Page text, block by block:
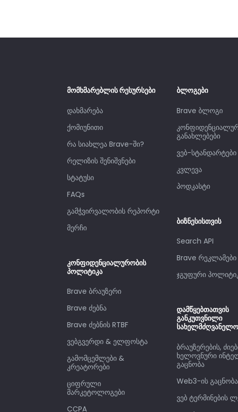
მომხმარებლის რესურსები
დახმარება
ქომიუნითი
რა სიახლეა Brave-ში?
რელიზის შენიშვნები
სტატუსი
FAQs
გამჭვირვალობის რეპორტი
მერჩი
კონფიდენციალურობის
პოლიტიკა
Brave ბრაუზერი
Brave ძებნა
Brave ძებნის RTBF
ვებგვერდი & ელფოსტა
გამომცემლები &
კრეატორები
ციფრული
მარკეტოლოგები
CCPA
ბლოგები
Brave ბლოგი
განახლებები
ვებ-სტანდარტები
კვლევა
პოდკასტი
ბიზნესისთვის
Search API
Brave რეკლამები
ჯგუფური
დამწყებთათვის
განკუთვნილი
ბრაუზერების,
ხელოვნური
გაცნობა
Web3-ის გაცნობა
ვებ ტერმინების